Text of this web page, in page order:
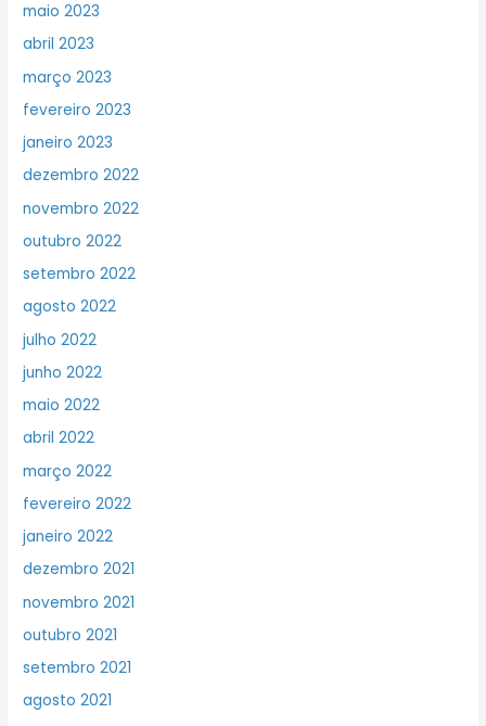
maio 2023
abril 2023
março 2023
fevereiro 2023
janeiro 2023
dezembro 2022
novembro 2022
outubro 2022
setembro 2022
agosto 2022
julho 2022
junho 2022
maio 2022
abril 2022
março 2022
fevereiro 2022
janeiro 2022
dezembro 2021
novembro 2021
outubro 2021
setembro 2021
agosto 2021